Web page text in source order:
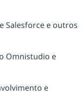
Salesforce e outros
Omnistudio e
e